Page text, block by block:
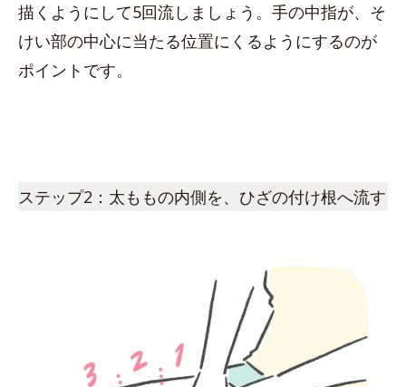
描くようにして5回流しましょう。手の中指が、そ
けい部の中心に当たる位置にくるようにするのが
ポイントです。
ステップ2：太ももの内側を、ひざの付け根へ流す